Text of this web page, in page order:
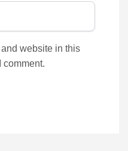
website in this
comment.